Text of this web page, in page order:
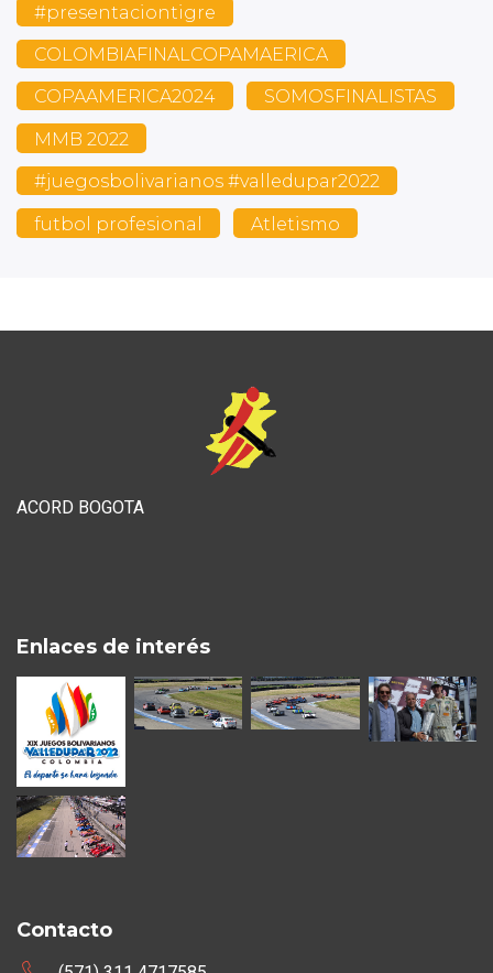
#presentaciontigre
COLOMBIAFINALCOPAMAERICA
COPAAMERICA2024 SOMOSFINALISTAS
MMB 2022
#juegosbolivarianos #valledupar2022
futbol profesional Atletismo
ACORD BOGOTA
Enlaces de interés
Contacto